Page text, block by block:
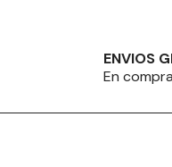
ENVIOS
En